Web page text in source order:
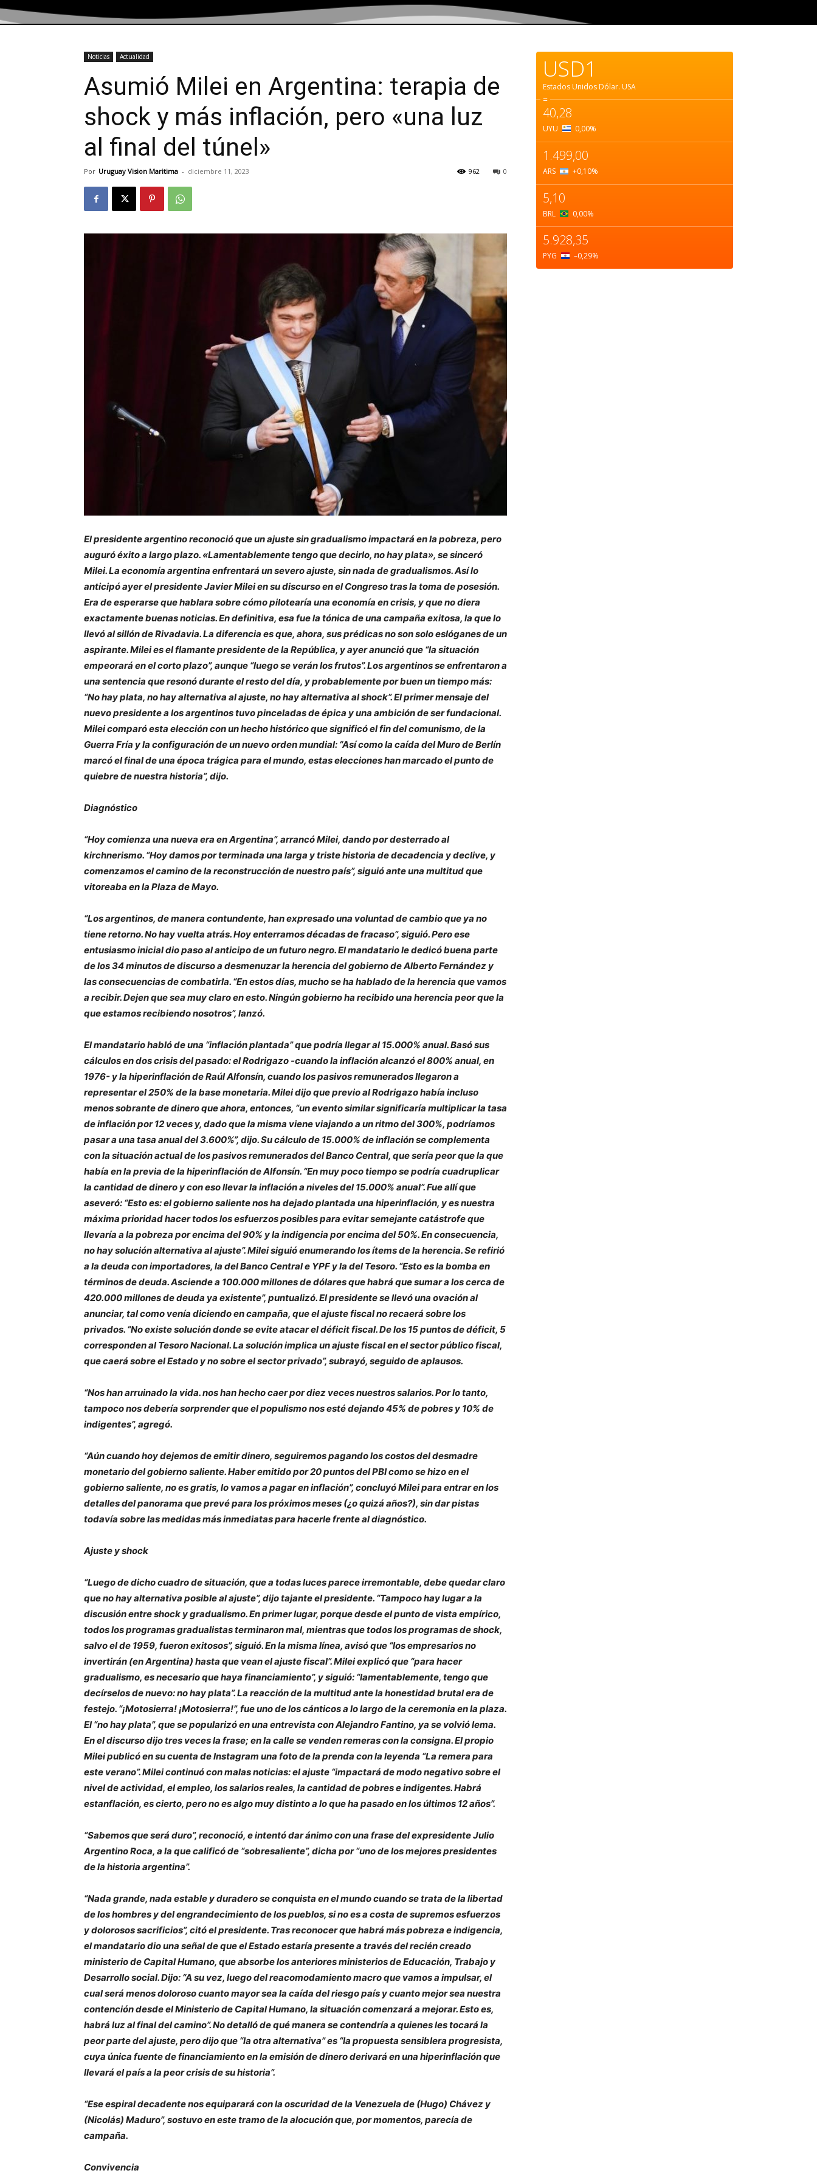
Noticias Actualidad
Asumió Milei en Argentina: terapia de
shock y más inflación, pero «una luz
al final del túnel»
Por Uruguay Vision Maritima - diciembre 11, 2023 0
962
El presidente argentino reconoció que un ajuste sin gradualismo impactará en la pobreza, pero
auguró éxito a largo plazo. «Lamentablemente tengo que decirlo, no hay plata», se sinceró
Milei. La economía argentina enfrentará un severo ajuste, sin nada de gradualismos. Así lo
anticipó ayer el presidente Javier Milei en su discurso en el Congreso tras la toma de posesión.
Era de esperarse que hablara sobre cómo pilotearía una economía en crisis, y que no diera
exactamente buenas noticias. En definitiva, esa fue la tónica de una campaña exitosa, la que lo
llevó al sillón de Rivadavia. La diferencia es que, ahora, sus prédicas no son solo eslóganes de un
aspirante. Milei es el flamante presidente de la República, y ayer anunció que “la situación
empeorará en el corto plazo”, aunque “luego se verán los frutos”. Los argentinos se enfrentaron a
una sentencia que resonó durante el resto del día, y probablemente por buen un tiempo más:
“No hay plata, no hay alternativa al ajuste, no hay alternativa al shock”. El primer mensaje del
nuevo presidente a los argentinos tuvo pinceladas de épica y una ambición de ser fundacional.
Milei comparó esta elección con un hecho histórico que significó el fin del comunismo, de la
Guerra Fría y la configuración de un nuevo orden mundial: “Así como la caída del Muro de Berlín
marcó el final de una época trágica para el mundo, estas elecciones han marcado el punto de
quiebre de nuestra historia”, dijo.
Diagnóstico
“Hoy comienza una nueva era en Argentina”, arrancó Milei, dando por desterrado al
kirchnerismo. “Hoy damos por terminada una larga y triste historia de decadencia y declive, y
comenzamos el camino de la reconstrucción de nuestro país”, siguió ante una multitud que
vitoreaba en la Plaza de Mayo.
“Los argentinos, de manera contundente, han expresado una voluntad de cambio que ya no
tiene retorno. No hay vuelta atrás. Hoy enterramos décadas de fracaso”, siguió. Pero ese
entusiasmo inicial dio paso al anticipo de un futuro negro. El mandatario le dedicó buena parte
de los 34 minutos de discurso a desmenuzar la herencia del gobierno de Alberto Fernández y
las consecuencias de combatirla. “En estos días, mucho se ha hablado de la herencia que vamos
a recibir. Dejen que sea muy claro en esto. Ningún gobierno ha recibido una herencia peor que la
que estamos recibiendo nosotros”, lanzó.
El mandatario habló de una “inflación plantada” que podría llegar al 15.000% anual. Basó sus
cálculos en dos crisis del pasado: el Rodrigazo -cuando la inflación alcanzó el 800% anual, en
1976- y la hiperinflación de Raúl Alfonsín, cuando los pasivos remunerados llegaron a
representar el 250% de la base monetaria. Milei dijo que previo al Rodrigazo había incluso
menos sobrante de dinero que ahora, entonces, “un evento similar significaría multiplicar la tasa
de inflación por 12 veces y, dado que la misma viene viajando a un ritmo del 300%, podríamos
pasar a una tasa anual del 3.600%”, dijo. Su cálculo de 15.000% de inflación se complementa
con la situación actual de los pasivos remunerados del Banco Central, que sería peor que la que
había en la previa de la hiperinflación de Alfonsín. “En muy poco tiempo se podría cuadruplicar
la cantidad de dinero y con eso llevar la inflación a niveles del 15.000% anual”. Fue allí que
aseveró: “Esto es: el gobierno saliente nos ha dejado plantada una hiperinflación, y es nuestra
máxima prioridad hacer todos los esfuerzos posibles para evitar semejante catástrofe que
llevaría a la pobreza por encima del 90% y la indigencia por encima del 50%. En consecuencia,
no hay solución alternativa al ajuste”. Milei siguió enumerando los ítems de la herencia. Se refirió
a la deuda con importadores, la del Banco Central e YPF y la del Tesoro. “Esto es la bomba en
términos de deuda. Asciende a 100.000 millones de dólares que habrá que sumar a los cerca de
420.000 millones de deuda ya existente”, puntualizó. El presidente se llevó una ovación al
anunciar, tal como venía diciendo en campaña, que el ajuste fiscal no recaerá sobre los
privados. “No existe solución donde se evite atacar el déficit fiscal. De los 15 puntos de déficit, 5
corresponden al Tesoro Nacional. La solución implica un ajuste fiscal en el sector público fiscal,
que caerá sobre el Estado y no sobre el sector privado”, subrayó, seguido de aplausos.
“Nos han arruinado la vida. nos han hecho caer por diez veces nuestros salarios. Por lo tanto,
tampoco nos debería sorprender que el populismo nos esté dejando 45% de pobres y 10% de
indigentes”, agregó.
“Aún cuando hoy dejemos de emitir dinero, seguiremos pagando los costos del desmadre
monetario del gobierno saliente. Haber emitido por 20 puntos del PBI como se hizo en el
gobierno saliente, no es gratis, lo vamos a pagar en inflación”, concluyó Milei para entrar en los
detalles del panorama que prevé para los próximos meses (¿o quizá años?), sin dar pistas
todavía sobre las medidas más inmediatas para hacerle frente al diagnóstico.
Ajuste y shock
“Luego de dicho cuadro de situación, que a todas luces parece irremontable, debe quedar claro
que no hay alternativa posible al ajuste”, dijo tajante el presidente. “Tampoco hay lugar a la
discusión entre shock y gradualismo. En primer lugar, porque desde el punto de vista empírico,
todos los programas gradualistas terminaron mal, mientras que todos los programas de shock,
salvo el de 1959, fueron exitosos”, siguió. En la misma línea, avisó que “los empresarios no
invertirán (en Argentina) hasta que vean el ajuste fiscal”. Milei explicó que “para hacer
gradualismo, es necesario que haya financiamiento”, y siguió: “lamentablemente, tengo que
decírselos de nuevo: no hay plata”. La reacción de la multitud ante la honestidad brutal era de
festejo. “¡Motosierra! ¡Motosierra!”, fue uno de los cánticos a lo largo de la ceremonia en la plaza.
El “no hay plata”, que se popularizó en una entrevista con Alejandro Fantino, ya se volvió lema.
En el discurso dijo tres veces la frase; en la calle se venden remeras con la consigna. El propio
Milei publicó en su cuenta de Instagram una foto de la prenda con la leyenda “La remera para
este verano”. Milei continuó con malas noticias: el ajuste “impactará de modo negativo sobre el
nivel de actividad, el empleo, los salarios reales, la cantidad de pobres e indigentes. Habrá
estanflación, es cierto, pero no es algo muy distinto a lo que ha pasado en los últimos 12 años”.
“Sabemos que será duro”, reconoció, e intentó dar ánimo con una frase del expresidente Julio
Argentino Roca, a la que calificó de “sobresaliente”, dicha por “uno de los mejores presidentes
de la historia argentina”.
“Nada grande, nada estable y duradero se conquista en el mundo cuando se trata de la libertad
de los hombres y del engrandecimiento de los pueblos, si no es a costa de supremos esfuerzos
y dolorosos sacrificios”, citó el presidente. Tras reconocer que habrá más pobreza e indigencia,
el mandatario dio una señal de que el Estado estaría presente a través del recién creado
ministerio de Capital Humano, que absorbe los anteriores ministerios de Educación, Trabajo y
Desarrollo social. Dijo: “A su vez, luego del reacomodamiento macro que vamos a impulsar, el
cual será menos doloroso cuanto mayor sea la caída del riesgo país y cuanto mejor sea nuestra
contención desde el Ministerio de Capital Humano, la situación comenzará a mejorar. Esto es,
habrá luz al final del camino”. No detalló de qué manera se contendría a quienes les tocará la
peor parte del ajuste, pero dijo que “la otra alternativa” es “la propuesta sensiblera progresista,
cuya única fuente de financiamiento en la emisión de dinero derivará en una hiperinflación que
llevará el país a la peor crisis de su historia”.
“Ese espiral decadente nos equiparará con la oscuridad de la Venezuela de (Hugo) Chávez y
(Nicolás) Maduro”, sostuvo en este tramo de la alocución que, por momentos, parecía de
campaña.
Convivencia
USD1
Estados Unidos Dólar. USA
=
40,28
UYU 0,00%
1.499,00
ARS +0,10%
5,10
BRL 0,00%
5.928,35
PYG –0,29%